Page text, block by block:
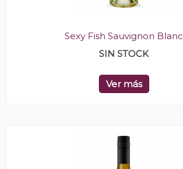
Sexy Fish Sauvignon Blanc
SIN STOCK
Ver más